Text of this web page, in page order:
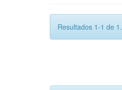
Resultados 1-1 de 1.